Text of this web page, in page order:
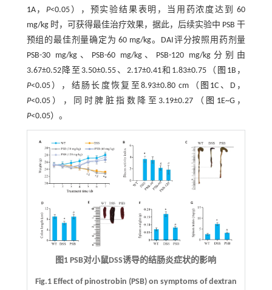
1A，P<0.05），预实验结果表明，当用药浓度达到 60
mg/kg 时，可获得最佳治疗效果，据此，后续实验中 PSB 干
预组的最佳剂量确定为 60 mg/kg。DAI评分按照用药剂量
PSB-30 mg/kg、PSB-60 mg/kg、PSB-120 mg/kg分别由
3.67±0.52降至3.50±0.55、2.17±0.41和1.83±0.75（ 图1B，
P<0.05），结肠长度恢复至8.93±0.80 cm（ 图1C、D，
P<0.05），同时脾脏指数降至3.19±0.27（ 图1E~G，
P<0.05）。
图1 PSB对小鼠DSS诱导的结肠炎症状的影响
Fig.1 Effect of pinostrobin (PSB) on symptoms of dextran